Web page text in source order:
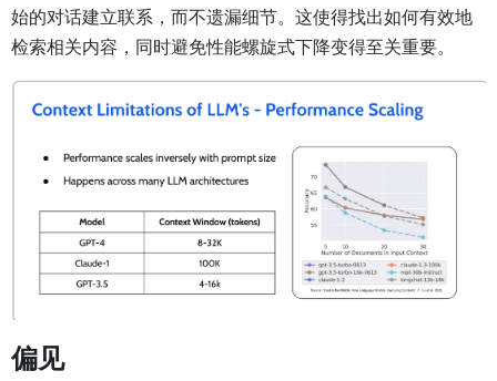
始的对话建立联系，而不遗漏细节。这使得找出如何有效地
检索相关内容，同时避免性能螺旋式下降变得至关重要。
偏见